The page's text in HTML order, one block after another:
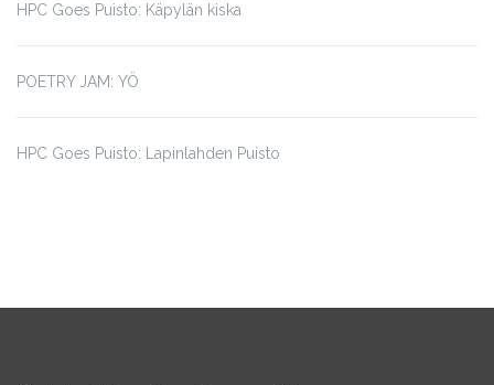
HPC Goes Puisto: Käpylän kiska
POETRY JAM: YÖ
HPC Goes Puisto: Lapinlahden Puisto